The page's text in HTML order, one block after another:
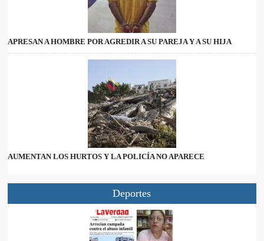
APRESAN A HOMBRE POR AGREDIR A SU PAREJA Y A SU HIJA
AUMENTAN LOS HURTOS Y LA POLICÍA NO APARECE
Deportes